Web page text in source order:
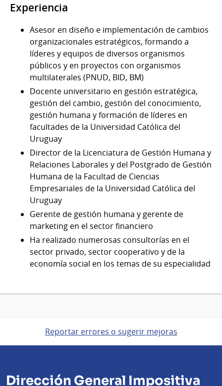
Experiencia
Asesor en diseño e implementación de cambios
organizacionales estratégicos, formando a
líderes y equipos de diversos organismos
públicos y en proyectos con organismos
multilaterales (PNUD, BID, BM)
Docente universitario en gestión estratégica,
gestión del cambio, gestión del conocimiento,
gestión humana y formación de líderes en
facultades de la Universidad Católica del
Uruguay
Director de la Licenciatura de Gestión Humana y
Relaciones Laborales y del Postgrado de Gestión
Humana de la Facultad de Ciencias
Empresariales de la Universidad Católica del
Uruguay
Gerente de gestión humana y gerente de
marketing en el sector financiero
Ha realizado numerosas consultorías en el
sector privado, sector cooperativo y de la
economía social en los temas de su especialidad
Reportar errores o sugerir mejoras
Dirección General Impositiva